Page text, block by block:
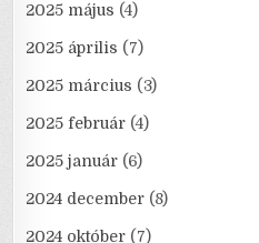
2025 május (4)
2025 április (7)
2025 március (3)
2025 február (4)
2025 január (6)
2024 december (8)
2024 október (7)